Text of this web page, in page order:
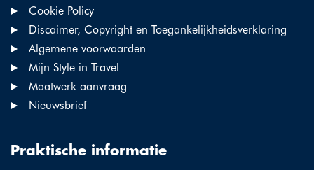
Cookie Policy
Discaimer, Copyright en Toegankelijkheidsverklaring
Algemene voorwaarden
Mijn Style in Travel
Maatwerk aanvraag
Nieuwsbrief
Praktische informatie